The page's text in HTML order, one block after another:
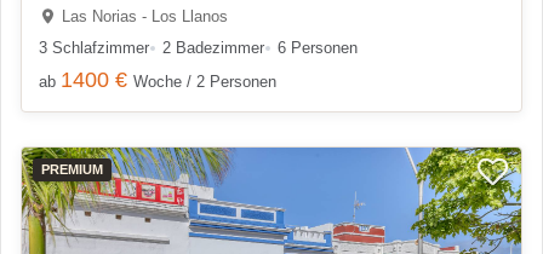
Las Norias - Los Llanos
3 Schlafzimmer
2 Badezimmer
6 Personen
ab 1400 € Woche / 2 Personen
PREMIUM